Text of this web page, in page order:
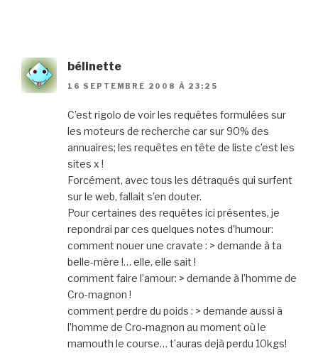
bélinette
16 SEPTEMBRE 2008 À 23:25
C’est rigolo de voir les requêtes formulées sur
les moteurs de recherche car sur 90% des
annuaires; les requêtes en tête de liste c’est les
sites x !
Forcément, avec tous les détraqués qui surfent
sur le web, fallait s’en douter.
Pour certaines des requêtes ici présentes, je
repondrai par ces quelques notes d’humour:
comment nouer une cravate : > demande à ta
belle-mère !… elle, elle sait !
comment faire l’amour: > demande à l’homme de
Cro-magnon !
comment perdre du poids : > demande aussi à
l’homme de Cro-magnon au moment où le
mamouth le course… t’auras dejà perdu 10kgs!